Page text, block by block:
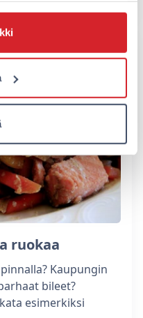
ruokaa
Kaupungin
bileet?
esimerkiksi